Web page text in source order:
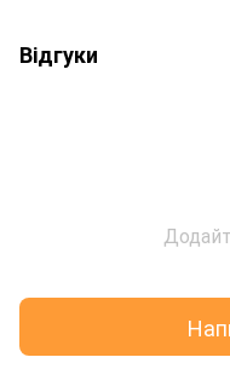
Відгуки